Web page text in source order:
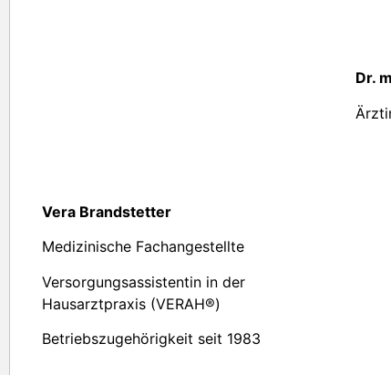
Dr.
Vera Brandstetter
Medizinische Fachangestellte
Versorgungsassistentin in der
Hausarztpraxis (VERAH®)
Betriebszugehörigkeit seit 1983